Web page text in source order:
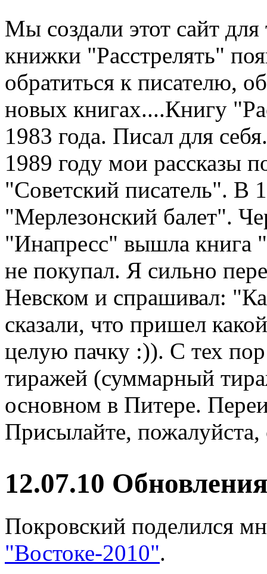
Мы создали этот сайт
книжки "Расстрелять"
обратиться к писателю,
новых книгах....Книгу
1983 года. Писал для
1989 году мои рассказы
"Советский писатель". В
"Мерлезонский балет".
"Инапресс" вышла книга
не покупал. Я сильно
Невском и спрашивал:
сказали, что пришел
целую пачку :)). С тех
тиражей (суммарный
основном в Питере.
Присылайте,
12.07.10
Покровский поделился
"Востоке-2010".